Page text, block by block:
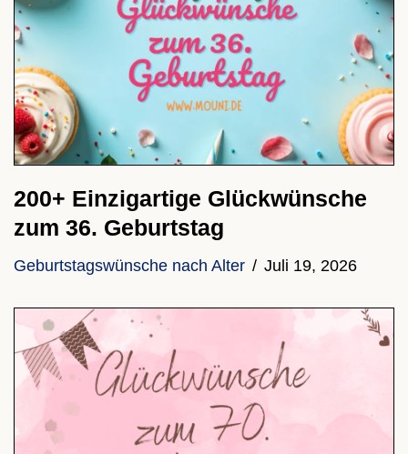
200+ Einzigartige Glückwünsche
zum 36. Geburtstag
Geburtstagswünsche nach Alter Juli 19, 2026